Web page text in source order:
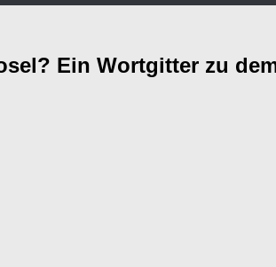
Ein Wortgitter zu